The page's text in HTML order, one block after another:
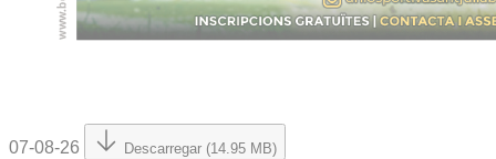
07-08-26 Descarregar (14.95 MB)